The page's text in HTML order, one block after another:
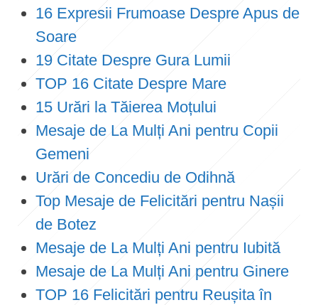
16 Expresii Frumoase Despre Apus de
Soare
19 Citate Despre Gura Lumii
TOP 16 Citate Despre Mare
15 Urări la Tăierea Moțului
Mesaje de La Mulți Ani pentru Copii
Gemeni
Urări de Concediu de Odihnă
Top Mesaje de Felicitări pentru Nașii
de Botez
Mesaje de La Mulți Ani pentru Iubită
Mesaje de La Mulți Ani pentru Ginere
TOP 16 Felicitări pentru Reușita în